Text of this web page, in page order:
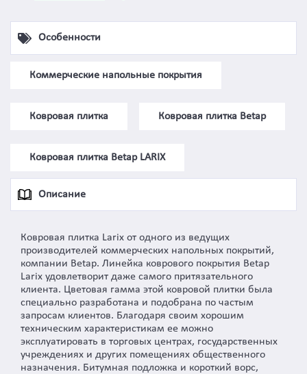
Особенности
Коммерческие напольные покрытия
Ковровая плитка Ковровая плитка Betap
Ковровая плитка Betap LARIX
Описание
Ковровая плитка Larix от одного из ведущих
производителей коммерческих напольных покрытий,
компании Betap. Линейка коврового покрытия Betap
Larix удовлетворит даже самого притязательного
клиента. Цветовая гамма этой ковровой плитки была
специально разработана и подобрана по частым
запросам клиентов. Благодаря своим хорошим
техническим характеристикам ее можно
эксплуатировать в торговых центрах, государственных
учреждениях и других помещениях общественного
назначения. Битумная подложка и короткий ворс,